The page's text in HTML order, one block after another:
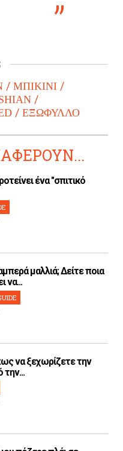
ΜΠΙΚΙΝΙ
ΕΞΩΦΥΛΛΟ
ένα "σπιτικό
μαλλιά; Δείτε ποια
να...
να ξεχωρίζετε την
την...